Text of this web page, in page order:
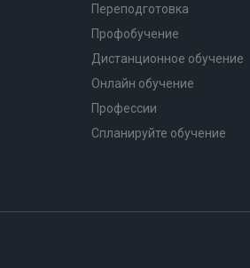
Переподготовка
Профобучение
Дистанционное обучение
Онлайн обучение
Профессии
Спланируйте обучение